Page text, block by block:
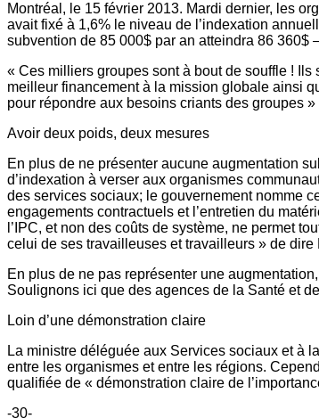
Montréal, le 15 février 2013. Mardi dernier, les
avait fixé à 1,6% le niveau de l’indexation
subvention de 85 000$ par an atteindra 86 360$
« Ces milliers groupes sont à bout de souffle !
meilleur financement à la mission globale ainsi
pour répondre aux besoins criants des groupes
Avoir deux poids, deux mesures
En plus de ne présenter aucune augmentation
d’indexation à verser aux organismes
des services sociaux; le gouvernement nomme
engagements contractuels et l’entretien du
l’IPC, et non des coûts de système, ne permet
celui de ses travailleuses et travailleurs » de
En plus de ne pas représenter une
Soulignons ici que des agences de la Santé et
Loin d’une démonstration claire
La ministre déléguée aux Services sociaux et à
entre les organismes et entre les régions.
qualifiée de « démonstration claire de
-30-